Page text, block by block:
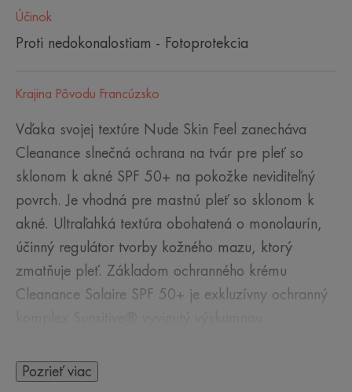
Účinok
Proti nedokonalostiam - Fotoprotekcia
Krajina Pôvodu Francúzsko
Vďaka svojej textúre Nude Skin Feel zanecháva
Cleanance slnečná ochrana na tvár pre pleť so
sklonom k akné SPF 50+ na pokožke neviditeľný
povrch. Je vhodná pre mastnú pleť so sklonom k
akné. Ultraľahká textúra obohatená o monolaurín,
účinný regulátor tvorby kožného mazu, ktorý
zmatňuje pleť. Základom ochranného krému
Cleanance Solaire SPF 50+ je exkluzívny ochranný
- Patentovaný filtračný systém obsahujúci iba štyri
Pozrieť viac